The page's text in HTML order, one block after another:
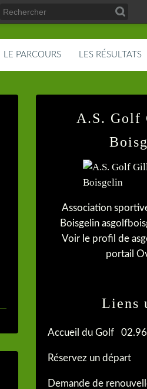
LE PARCOURS LES RÉSULTATS
A.S. Golf
Association
Boisgelin
Voir le profil de
portail
Liens
Accueil du Golf
Réservez un départ
Demande de